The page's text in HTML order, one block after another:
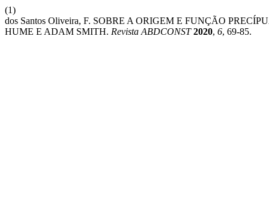
(1)
dos Santos Oliveira, F. SOBRE A ORIGEM E FUNÇÃO
HUME E ADAM SMITH. Revista ABDCONST 2020, 6, 69-85.